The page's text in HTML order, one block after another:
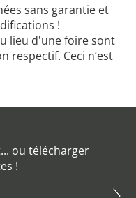
sans garantie et
!
lieu d'une foire sont
respectif. Ceci n’est
ou télécharger
!